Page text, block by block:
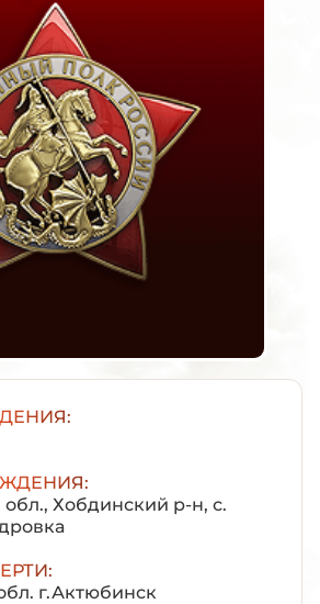
Хобдинский р-н, с.
г.Актюбинск